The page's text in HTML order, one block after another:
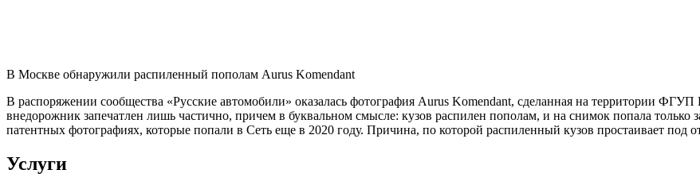
В Москве обнаружили распиленный пополам Aurus Komendant
В распоряжении сообщества «Русские автомобили» оказалась фотография Aurus Komendant, сделанная на территории
внедорожник запечатлен лишь частично, причем в буквальном смысле: кузов распилен пополам, и на снимок попала только
патентных фотографиях, которые попали в Сеть еще в 2020 году. Причина, по которой распиленный кузов простаивает под
Услуги